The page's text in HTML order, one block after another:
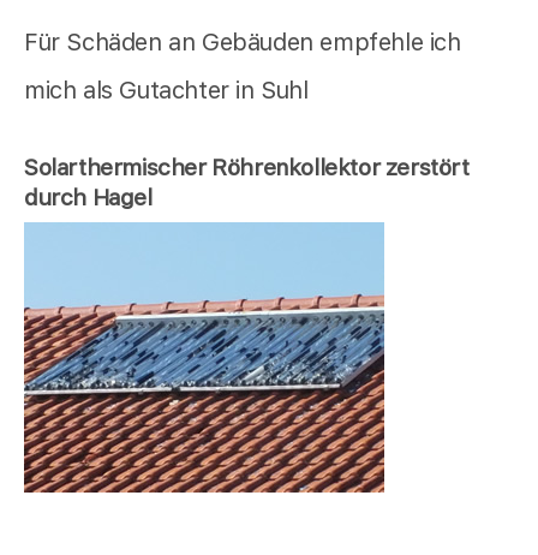
Für Schäden an Gebäuden empfehle ich
mich als Gutachter in Suhl
Solarthermischer Röhrenkollektor zerstört
durch Hagel